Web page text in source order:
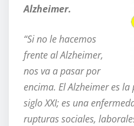
Alzheimer.
“Si no le hacemos
frente al Alzheimer,
nos va a pasar por
encima. El Alzheimer es
siglo XXI; es una
rupturas sociales,